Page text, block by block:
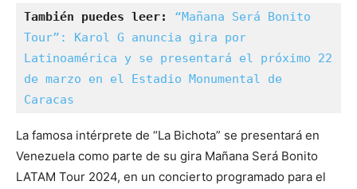
También puedes leer:
“Mañana Será Bonito
Tour”: Karol G anuncia gira por
Latinoamérica y se presentará el próximo 22
de marzo en el Estadio Monumental de
Caracas
La famosa intérprete de “La Bichota” se presentará en
Venezuela como parte de su gira Mañana Será Bonito
LATAM Tour 2024, en un concierto programado para el